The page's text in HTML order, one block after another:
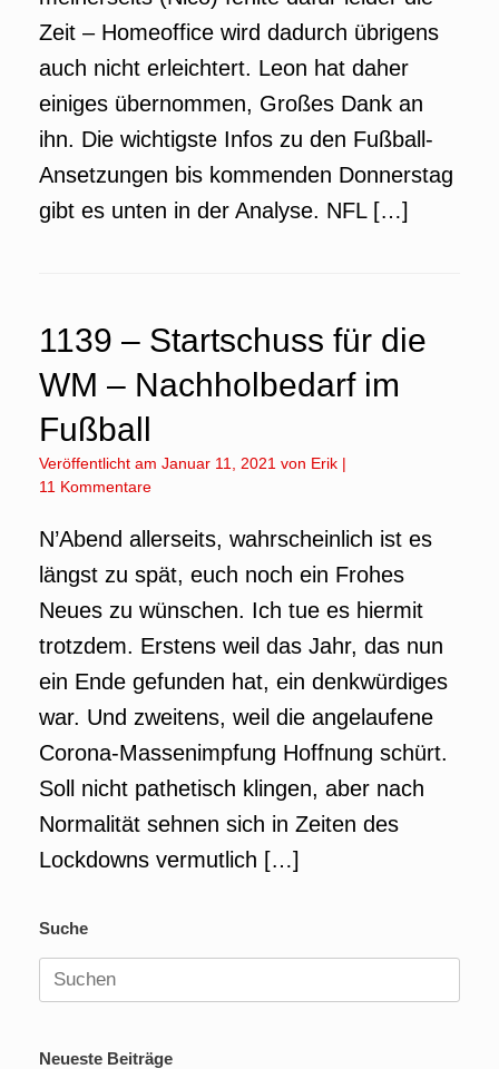
Zeit – Homeoffice wird dadurch übrigens
auch nicht erleichtert. Leon hat daher
einiges übernommen, Großes Dank an
ihn. Die wichtigste Infos zu den Fußball-
Ansetzungen bis kommenden Donnerstag
gibt es unten in der Analyse. NFL […]
1139 – Startschuss für die
WM – Nachholbedarf im
Fußball
Veröffentlicht am Januar 11, 2021 von Erik |
11 Kommentare
N’Abend allerseits, wahrscheinlich ist es
längst zu spät, euch noch ein Frohes
Neues zu wünschen. Ich tue es hiermit
trotzdem. Erstens weil das Jahr, das nun
ein Ende gefunden hat, ein denkwürdiges
war. Und zweitens, weil die angelaufene
Corona-Massenimpfung Hoffnung schürt.
Soll nicht pathetisch klingen, aber nach
Normalität sehnen sich in Zeiten des
Lockdowns vermutlich […]
Suche
Suchen
nach:
Neueste Beiträge